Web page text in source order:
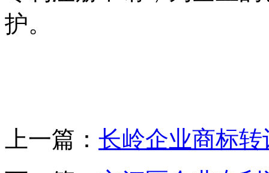
护。
上一篇： 长岭企业商标